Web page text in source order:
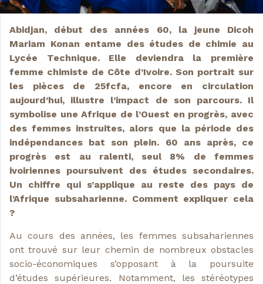
Abidjan, début des années 60, la jeune Dicoh
Mariam Konan entame des études de chimie au
Lycée Technique. Elle deviendra la première
femme chimiste de Côte d’Ivoire. Son portrait sur
les pièces de 25fcfa, encore en circulation
aujourd’hui, illustre l’impact de son parcours. Il
symbolise une Afrique de l’Ouest en progrès, avec
des femmes instruites, alors que la période des
indépendances bat son plein. 60 ans après, ce
progrès est au ralenti, seul 8% de femmes
ivoiriennes poursuivent des études secondaires.
Un chiffre qui s’applique au reste des pays de
l’Afrique subsaharienne. Comment expliquer cela
?
Au cours des années, les femmes subsahariennes
ont trouvé sur leur chemin de nombreux obstacles
socio-économiques s’opposant à la poursuite
d’études supérieures. Notamment, les stéréotypes